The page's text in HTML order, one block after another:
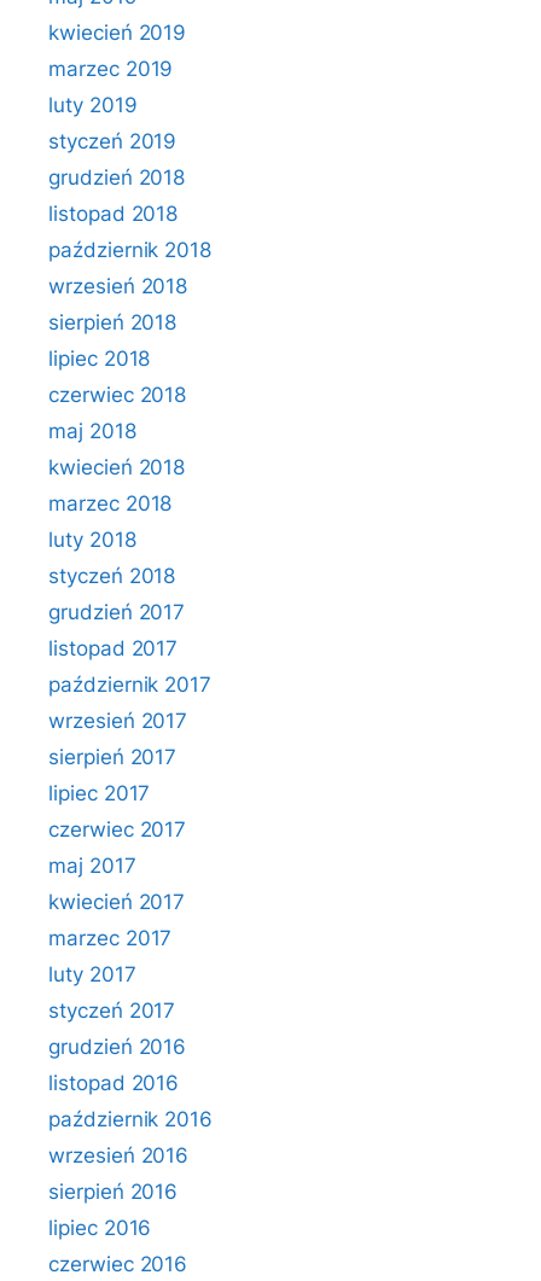
kwiecień 2019
marzec 2019
luty 2019
styczeń 2019
grudzień 2018
listopad 2018
październik 2018
wrzesień 2018
sierpień 2018
lipiec 2018
czerwiec 2018
maj 2018
kwiecień 2018
marzec 2018
luty 2018
styczeń 2018
grudzień 2017
listopad 2017
październik 2017
wrzesień 2017
sierpień 2017
lipiec 2017
czerwiec 2017
maj 2017
kwiecień 2017
marzec 2017
luty 2017
styczeń 2017
grudzień 2016
listopad 2016
październik 2016
wrzesień 2016
sierpień 2016
lipiec 2016
czerwiec 2016